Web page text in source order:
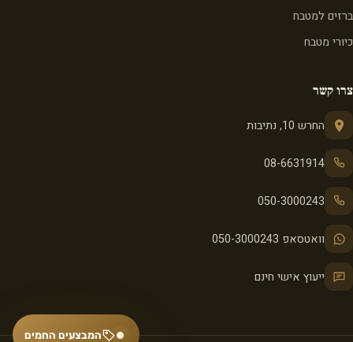
ברזים למטבח
כיורי מטבח
צרו קשר
החרש 10, נתיבות
08-6631914
050-3000243
וואטסאפ 050-3000243
ייעוץ אישי חינם
המבצעים החמים